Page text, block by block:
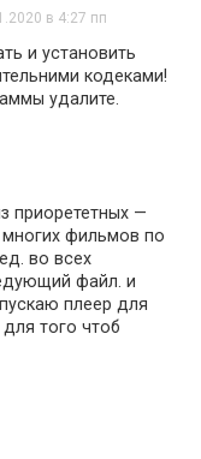
в 4:27 пп
и установить
кодеками!
удалите.
приорететных —
фильмов по
во всех
файл. и
плеер для
того чтоб